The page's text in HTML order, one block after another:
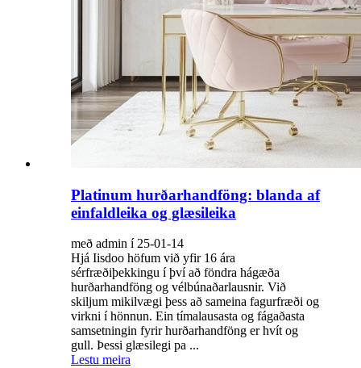
Platinum hurðarhandföng: blanda af
einfaldleika og glæsileika
með admin í 25-01-14
Hjá Iisdoo höfum við yfir 16 ára
sérfræðiþekkingu í því að föndra hágæða
hurðarhandföng og vélbúnaðarlausnir. Við
skiljum mikilvægi þess að sameina fagurfræði og
virkni í hönnun. Ein tímalausasta og fágaðasta
samsetningin fyrir hurðarhandföng er hvít og
gull. Þessi glæsilegi pa ...
Lestu meira